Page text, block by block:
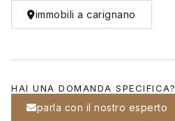
immobili a carignano
HAI UNA DOMANDA SPECIFICA?
parla con il nostro esperto